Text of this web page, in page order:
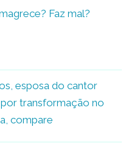
Faz mal?
esposa do cantor
transformação no
compare